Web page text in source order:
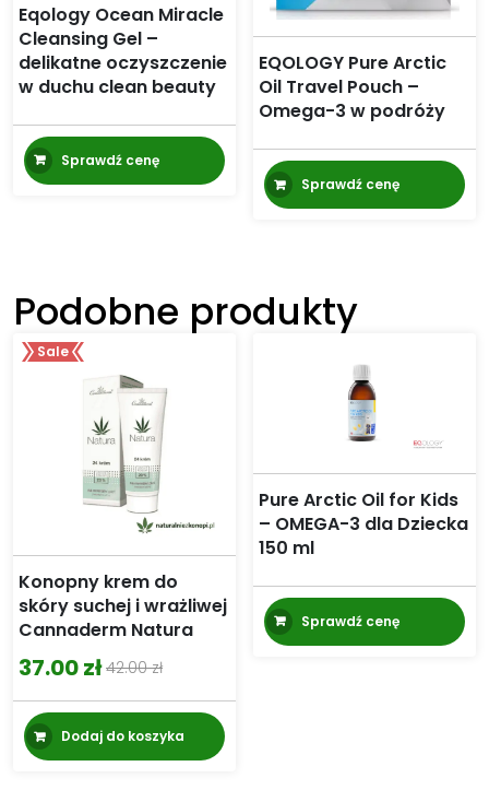
Eqology Ocean Miracle
Cleansing Gel –
delikatne oczyszczenie
w duchu clean beauty
Sprawdź cenę
EQOLOGY Pure Arctic
Oil Travel Pouch –
Omega-3 w podróży
Sprawdź cenę
Podobne produkty
Sale
Konopny krem do
skóry suchej i wrażliwej
Cannaderm Natura
42.00zł
Pierwotna
cena
wynosiła:
37.00zł
Aktualna
cena
wynosi:Dodaj do koszyka
Pure Arctic Oil for Kids
– OMEGA-3 dla Dziecka
150 ml
Sprawdź cenę